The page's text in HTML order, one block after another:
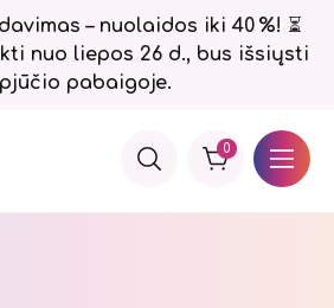
– nuolaidos iki 40 %! ⏳
nuo liepos 26 d., bus išsiųsti
pabaigoje.
0